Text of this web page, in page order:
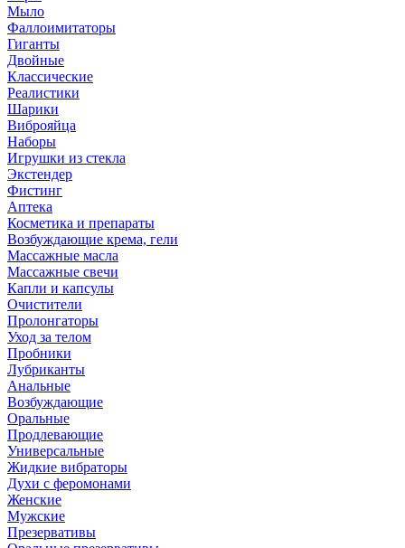
Мыло
Фаллоимитаторы
Гиганты
Двойные
Классические
Реалистики
Шарики
Виброяйца
Наборы
Игрушки из стекла
Экстендер
Фистинг
Аптека
Косметика и препараты
Возбуждающие крема, гели
Массажные масла
Массажные свечи
Капли и капсулы
Очистители
Пролонгаторы
Уход за телом
Пробники
Лубриканты
Анальные
Возбуждающие
Оральные
Продлевающие
Универсальные
Жидкие вибраторы
Духи с феромонами
Женские
Мужские
Презервативы